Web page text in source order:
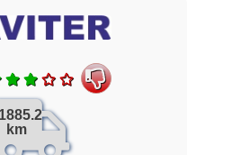
1885.2
km